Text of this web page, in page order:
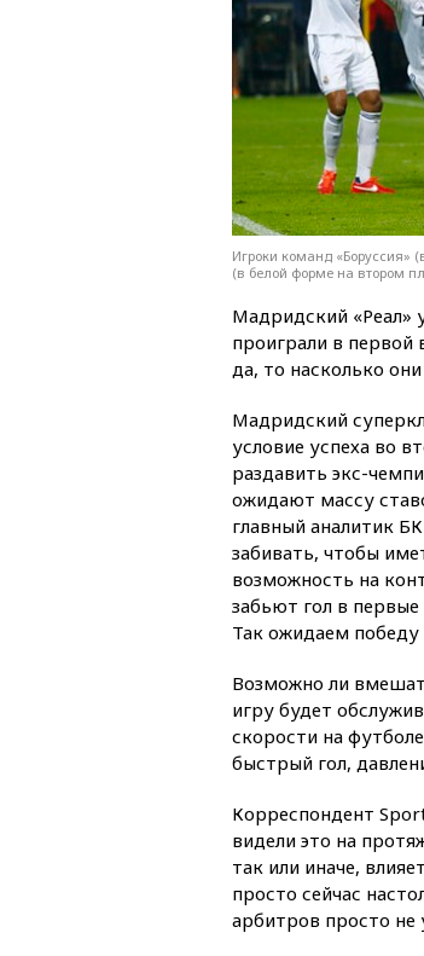
Игроки команд
(в белой форме на втором
Мадридский «Реал»
проиграли в первой
да, то насколько
Мадридский
условие успеха во
раздавить экс-
ожидают массу
главный аналитик
забивать, чтобы
возможность на
забьют гол в
Так ожидаем победу
Возможно ли
игру будет
скорости на
быстрый гол,
Корреспондент
видели это на
так или иначе,
просто сейчас
арбитров просто не